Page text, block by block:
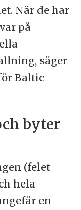
När de har
på
säger
Baltic
byter
(felet
hela
en